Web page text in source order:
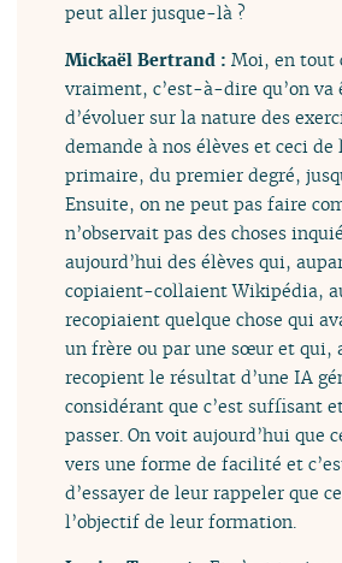
peut aller jusque-là ?
Mickaël Bertrand :Moi, en tout
vraiment, c’est-à-dire qu’on va
d’évoluer sur la nature des
demande à nos élèves et ceci de
primaire, du premier degré,
Ensuite, on ne peut pas faire
n’observait pas des choses
aujourd’hui des élèves qui,
copiaient-collaient Wikipédia,
recopiaient quelque chose qui
un frère ou par une sœur et qui,
recopient le résultat d’une IA
considérant que c’est suffisant
passer. On voit aujourd’hui que
vers une forme de facilité et
d’essayer de leur rappeler que
l’objectif de leur formation.